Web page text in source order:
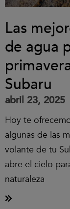
Las
de agua
Subaru
abril 23, 2025
Hoy te
algunas de las
volante de tu
abre el cielo
naturaleza